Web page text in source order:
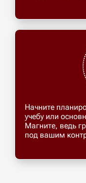
Начните
учебу или
Магните, ведь
под вашим